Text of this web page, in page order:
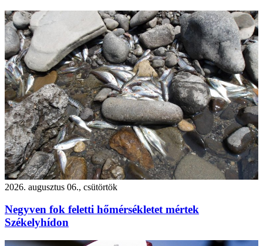
2026. augusztus 06., csütörtök
Negyven fok feletti hőmérsékletet mértek
Székelyhídon